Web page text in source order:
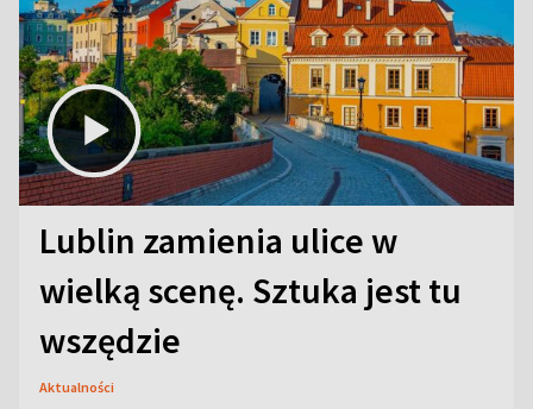
Lublin zamienia ulice w
wielką scenę. Sztuka jest tu
wszędzie
Aktualności